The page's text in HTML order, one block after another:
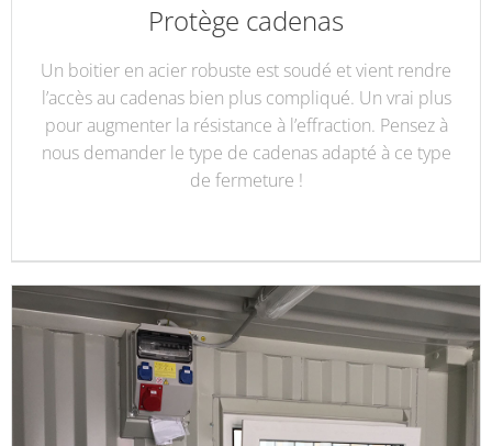
Protège cadenas
Un boitier en acier robuste est soudé et vient rendre
l’accès au cadenas bien plus compliqué. Un vrai plus
pour augmenter la résistance à l’effraction. Pensez à
nous demander le type de cadenas adapté à ce type
de fermeture !